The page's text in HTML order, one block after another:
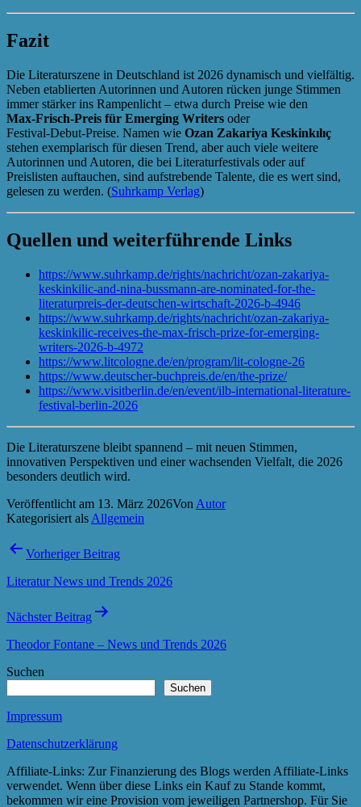
Fazit
Die Literaturszene in Deutschland ist 2026 dynamisch und vielfältig.
Neben etablierten Autorinnen und Autoren rücken junge Stimmen
immer stärker ins Rampenlicht – etwa durch Preise wie den
Max‑Frisch‑Preis für Emerging Writers oder
Festival‑Debut‑Preise. Namen wie Ozan Zakariya Keskinkılıç
stehen exemplarisch für diesen Trend, aber auch viele weitere
Autorinnen und Autoren, die bei Literaturfestivals oder auf
Preislisten auftauchen, sind aufstrebende Talente, die es wert sind,
gelesen zu werden. (Suhrkamp Verlag)
Quellen und weiterführende Links
https://www.suhrkamp.de/rights/nachricht/ozan-zakariya-
keskinkilic-and-nina-bussmann-are-nominated-for-the-
literaturpreis-der-deutschen-wirtschaft-2026-b-4946
https://www.suhrkamp.de/rights/nachricht/ozan-zakariya-
keskinkilic-receives-the-max-frisch-prize-for-emerging-
writers-2026-b-4972
https://www.litcologne.de/en/program/lit-cologne-26
https://www.deutscher-buchpreis.de/en/the-prize/
https://www.visitberlin.de/en/event/ilb-international-literature-
festival-berlin-2026
Die Literaturszene bleibt spannend – mit neuen Stimmen,
innovativen Perspektiven und einer wachsenden Vielfalt, die 2026
besonders deutlich wird.
Veröffentlicht am 13. März 2026Von Autor
Kategorisiert als Allgemein
Beitragsnavigation
Vorheriger Beitrag
Literatur News und Trends 2026
Nächster Beitrag
Theodor Fontane – News und Trends 2026
Suchen
Suchen
Impressum
Datenschutzerklärung
Affiliate-Links: Zur Finanzierung des Blogs werden Affiliate-Links
verwendet. Wenn über diese Links ein Kauf zu Stande kommt,
bekommen wir eine Provision vom jeweiligen Partnershop. Für Sie